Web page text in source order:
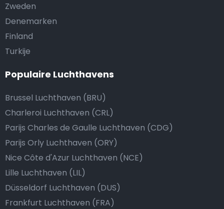
Zweden
Denemarken
Finland
Turkije
Populaire Luchthavens
Brussel Luchthaven (BRU)
Charleroi Luchthaven (CRL)
Parijs Charles de Gaulle Luchthaven (CDG)
Parijs Orly Luchthaven (ORY)
Nice Côte d'Azur Luchthaven (NCE)
Lille Luchthaven (LIL)
Düsseldorf Luchthaven (DUS)
Frankfurt Luchthaven (FRA)